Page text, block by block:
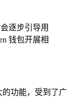
逐步引导用
钱包开展相
功能，受到了广